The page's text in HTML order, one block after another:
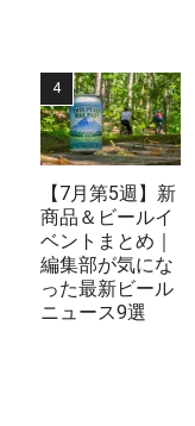
【7月第5週】新
商品＆ビールイ
ベントまとめ｜
編集部が気にな
った最新ビール
ニュース9選